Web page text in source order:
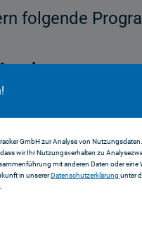
GmbH zur Analyse von
wir Ihr Nutzungsverhalten zu
mit anderen Daten oder eine
in unsererDatenschutzerklärung unter
folgende